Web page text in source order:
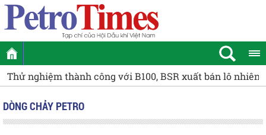
thành công với B100, BSR xuất bán lô nhiên liệu
DÒNG CHẢY PETRO